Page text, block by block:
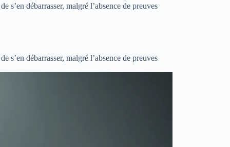
s’en débarrasser, malgré l’absence de preuves
s’en débarrasser, malgré l’absence de preuves